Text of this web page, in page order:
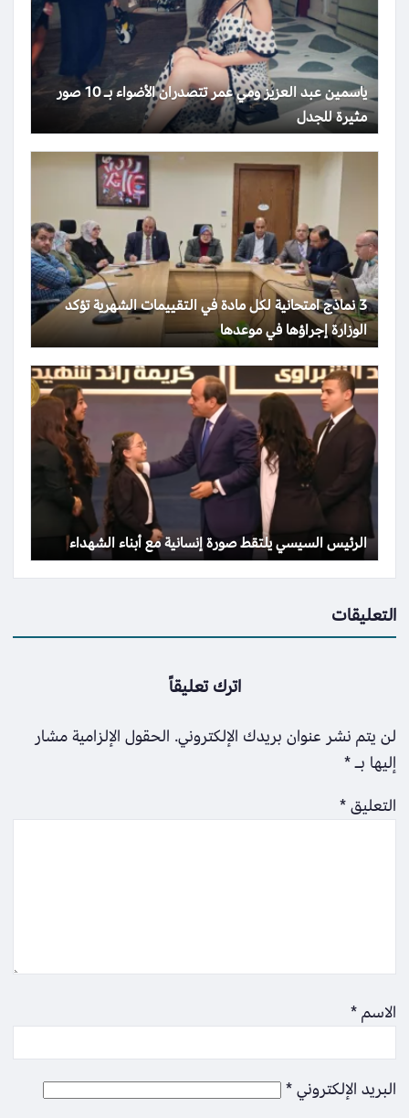
ياسمين عبد العزيز ومي عمر تتصدران الأضواء بـ 10 صور
مثيرة للجدل
3 نماذج امتحانية لكل مادة في التقييمات الشهرية تؤكد
الوزارة إجراؤها في موعدها
الرئيس السيسي يلتقط صورة إنسانية مع أبناء الشهداء
التعليقات
اترك تعليقاً
لن يتم نشر عنوان بريدك الإلكتروني. الحقول الإلزامية مشار
إليها بـ*
التعليق*
الاسم*
البريد الإلكتروني*